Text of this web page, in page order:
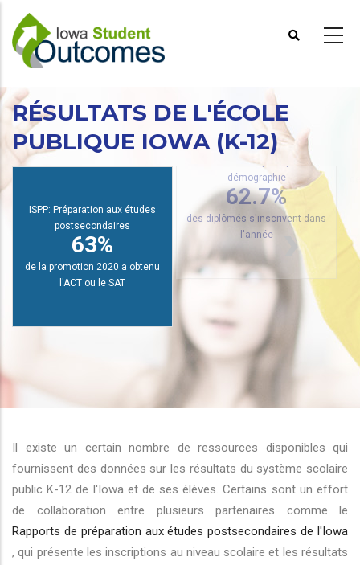
contenu
principal
actions supplémentaires
RÉSULTATS DE L'ÉCOLE
PUBLIQUE IOWA (K-12)
ISPP: Préparation aux études
postsecondaires
63%
de la promotion 2020 a obtenu
l'ACT ou le SAT
PRR: Inscription par
démographie
62.7%
des diplômés s'inscrivent dans
Il existe un certain nombre de ressources disponibles qui
fournissent des données sur les résultats du système scolaire
public K-12 de l'Iowa et de ses élèves. Certains sont un effort
de collaboration entre plusieurs partenaires comme le
Rapports de préparation aux études postsecondaires de l'Iowa
, qui présente les inscriptions au niveau scolaire et les résultats